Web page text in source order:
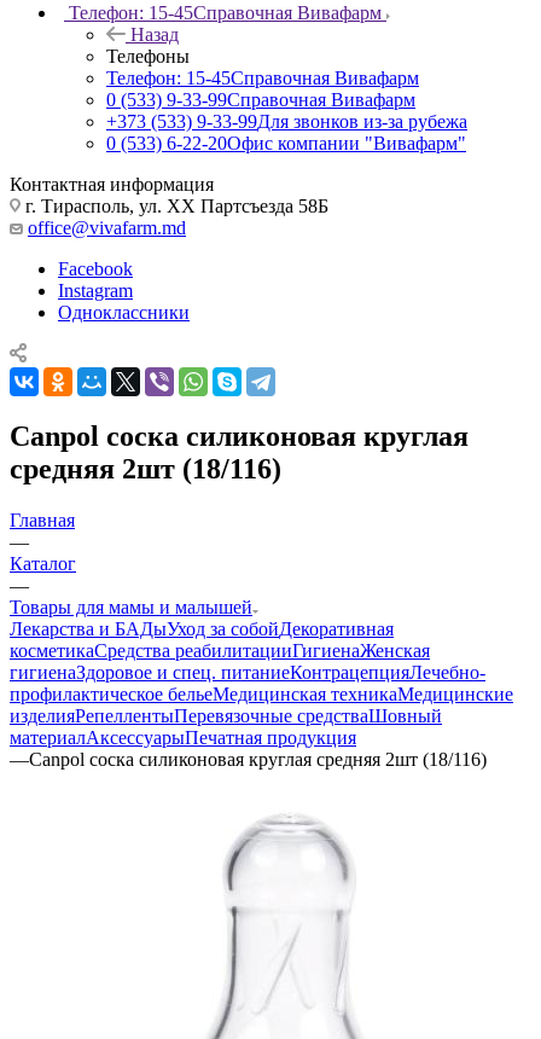
Телефон: 15-45Справочная Вивафарм
Назад
Телефоны
Телефон: 15-45Справочная Вивафарм
0 (533) 9-33-99Справочная Вивафарм
+373 (533) 9-33-99Для звонков из-за рубежа
0 (533) 6-22-20Офис компании "Вивафарм"
Контактная информация
г. Тирасполь, ул. ХХ Партсъезда 58Б
office@vivafarm.md
Facebook
Instagram
Одноклассники
Canpol соска силиконовая круглая
средняя 2шт (18/116)
Главная
—
Каталог
—
Товары для мамы и малышей
Лекарства и БАДыУход за собойДекоративная
косметикаСредства реабилитацииГигиенаЖенская
гигиенаЗдоровое и спец. питаниеКонтрацепцияЛечебно-
профилактическое бельеМедицинская техникаМедицинские
изделияРепеллентыПеревязочные средстваШовный
материалАксессуарыПечатная продукция
—Canpol соска силиконовая круглая средняя 2шт (18/116)